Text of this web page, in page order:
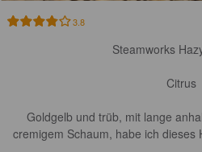
3.8
Steamworks
Citrus
Goldgelb und trüb, mit lange
cremigem Schaum, habe ich dieses